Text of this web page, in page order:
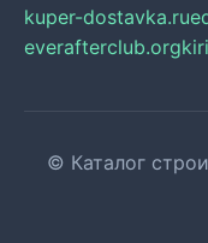
kuper-dostavka.ru
everafterclub.org
© Каталог